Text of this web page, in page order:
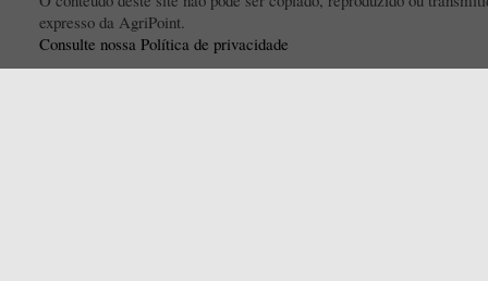
expresso da AgriPoint.
Consulte nossa Política de privacidade